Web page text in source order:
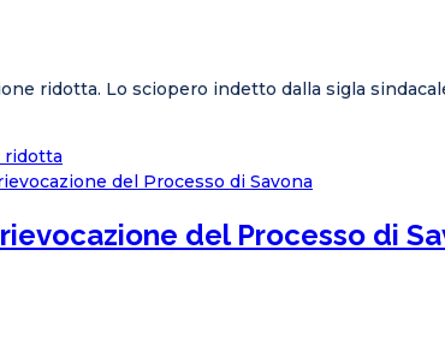
ridotta. Lo sciopero indetto dalla sigla
ridotta
del Processo di